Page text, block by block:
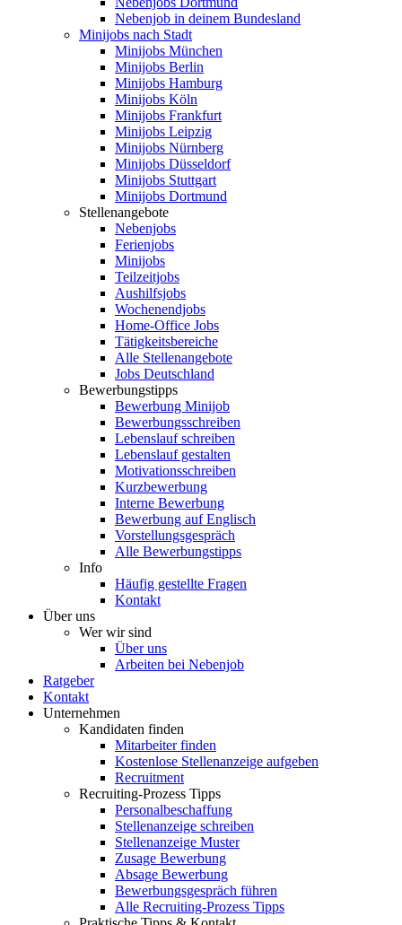
Nebenjob in deinem Bundesland
Minijobs nach Stadt
Minijobs München
Minijobs Berlin
Minijobs Hamburg
Minijobs Köln
Minijobs Frankfurt
Minijobs Leipzig
Minijobs Nürnberg
Minijobs Düsseldorf
Minijobs Stuttgart
Minijobs Dortmund
Stellenangebote
Nebenjobs
Ferienjobs
Minijobs
Teilzeitjobs
Aushilfsjobs
Wochenendjobs
Home-Office Jobs
Tätigkeitsbereiche
Alle Stellenangebote
Jobs Deutschland
Bewerbungstipps
Bewerbung Minijob
Bewerbungsschreiben
Lebenslauf schreiben
Lebenslauf gestalten
Motivationsschreiben
Kurzbewerbung
Interne Bewerbung
Bewerbung auf Englisch
Vorstellungsgespräch
Alle Bewerbungstipps
Info
Häufig gestellte Fragen
Kontakt
Über uns
Wer wir sind
Über uns
Arbeiten bei Nebenjob
Ratgeber
Kontakt
Unternehmen
Kandidaten finden
Mitarbeiter finden
Kostenlose Stellenanzeige aufgeben
Recruitment
Recruiting-Prozess Tipps
Personalbeschaffung
Stellenanzeige schreiben
Stellenanzeige Muster
Zusage Bewerbung
Absage Bewerbung
Bewerbungsgespräch führen
Alle Recruiting-Prozess Tipps